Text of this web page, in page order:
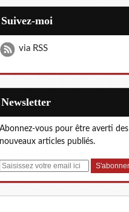
Suivez-moi
via RSS
Newsletter
Abonnez-vous pour être averti des
nouveaux articles publiés.
E